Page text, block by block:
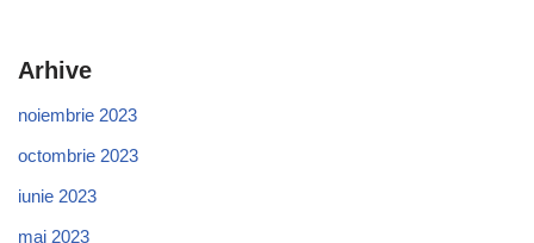
Arhive
noiembrie 2023
octombrie 2023
iunie 2023
mai 2023